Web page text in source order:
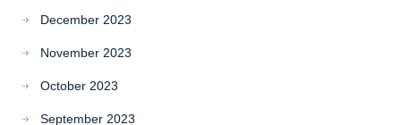
December 2023
November 2023
October 2023
September 2023